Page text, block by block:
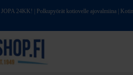
24KK! | Polkupyörät kotiovelle ajovalmiina |